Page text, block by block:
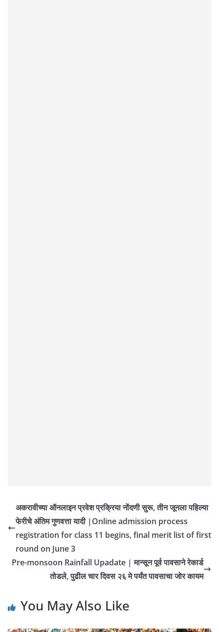
अकरावीच्या ऑनलाइन प्रवेश प्रक्रिया नोंदणी सुरू, तीन जूनला पहिल्या
फेरीचे अंतिम गुणवत्ता यादी |Online admission process
registration for class 11 begins, final merit list of first
round on June 3
Pre-monsoon Rainfall Upadate | मान्सून पूर्व पावसाने रेकार्ड
तोडले, पुढील चार दिवस २६ मे पर्यंत पावसाचा जोर कायम
You May Also Like